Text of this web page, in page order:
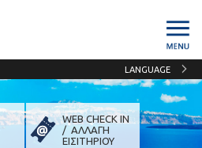
LANGUAGE
WEB CHECK IN
/ ΑΛΛΑΓΗ
ΕΙΣIΤΗΡΙΟΥ